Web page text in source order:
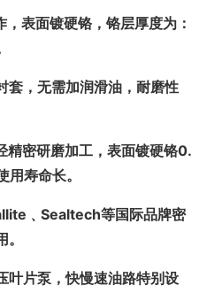
表面镀硬铬，铬层厚度为：
套，无需加润滑油，耐磨性
密研磨加工，表面镀硬铬0.
寿命长。
等国际品牌密
叶片泵，快慢速油路特别设